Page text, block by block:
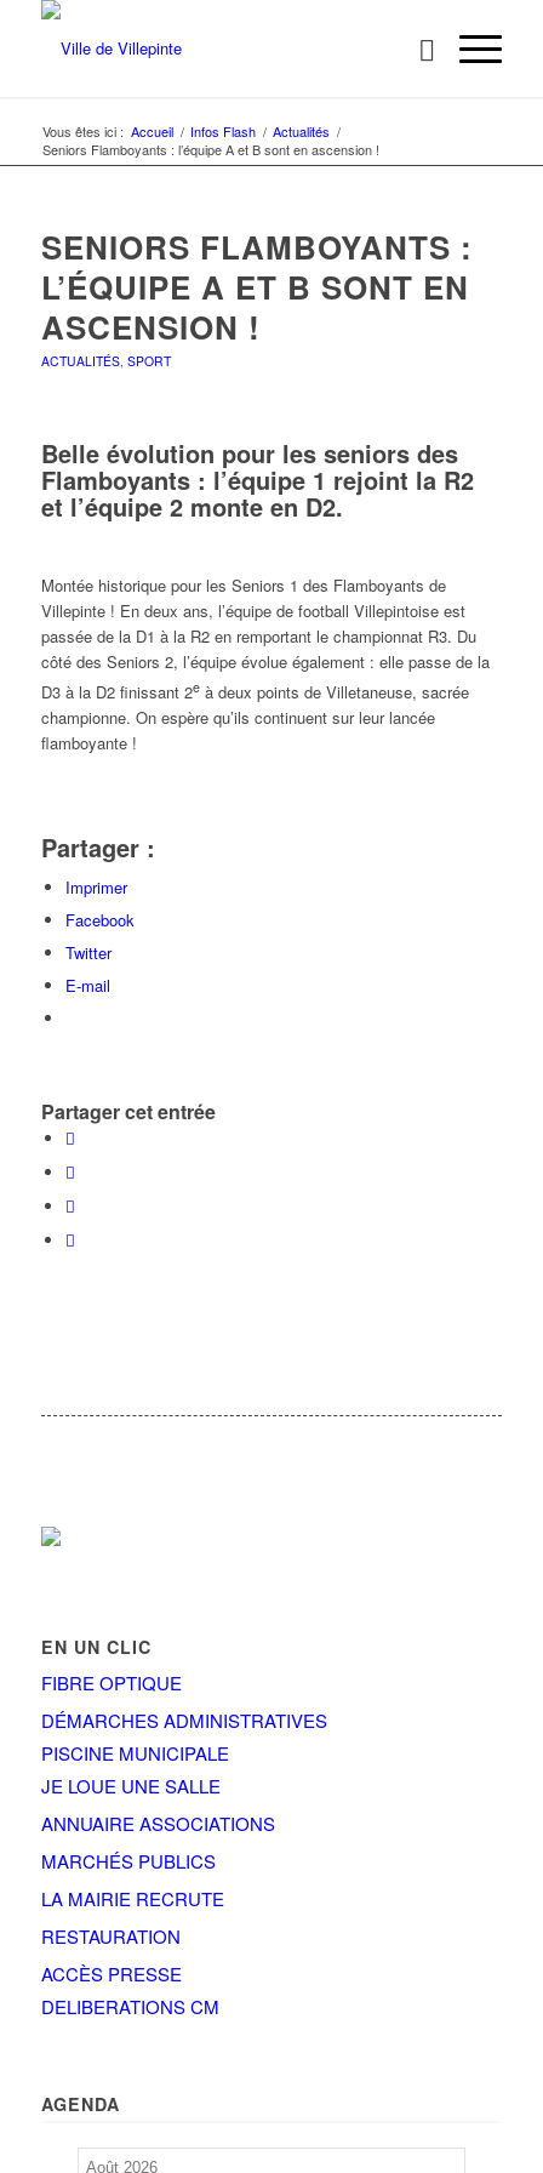
Vous êtes ici : Accueil / Infos Flash / Actualités /
Seniors Flamboyants : l’équipe A et B sont en ascension !
SENIORS FLAMBOYANTS :
L’ÉQUIPE A ET B SONT EN
ASCENSION !
ACTUALITÉS, SPORT
Belle évolution pour les seniors des
Flamboyants : l’équipe 1 rejoint la R2
et l’équipe 2 monte en D2.
Montée historique pour les Seniors 1 des Flamboyants de
Villepinte ! En deux ans, l’équipe de football Villepintoise est
passée de la D1 à la R2 en remportant le championnat R3. Du
côté des Seniors 2, l’équipe évolue également : elle passe de la
D3 à la D2 finissant 2eà deux points de Villetaneuse, sacrée
championne. On espère qu’ils continuent sur leur lancée
flamboyante !
Partager :
Imprimer
Facebook
Twitter
E-mail
Partager cet entrée
EN UN CLIC
FIBRE OPTIQUE
DÉMARCHES ADMINISTRATIVES
PISCINE MUNICIPALE
JE LOUE UNE SALLE
ANNUAIRE ASSOCIATIONS
MARCHÉS PUBLICS
LA MAIRIE RECRUTE
RESTAURATION
ACCÈS PRESSE
DELIBERATIONS CM
AGENDA